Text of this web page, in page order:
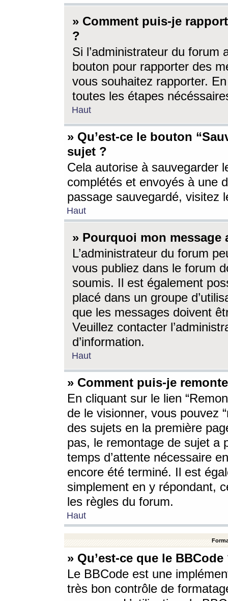
» Comment puis-je
?
Si l’administrateur du forum
bouton pour rapporter des
vous souhaitez rapporter.
toutes les étapes
Haut
» Qu’est-ce le bouton
sujet ?
Cela autorise à sauvegarder
complétés et envoyés à une
passage sauvegardé, visitez
Haut
» Pourquoi mon message
L’administrateur du forum
vous publiez dans le forum
soumis. Il est également
placé dans un groupe
que les messages doivent
Veuillez contacter
d’information.
Haut
» Comment puis-je
En cliquant sur le lien
de le visionner, vous pouvez
des sujets en la première
pas, le remontage de sujet a
temps d’attente nécessaire
encore été terminé. Il est
simplement en y répondant,
les règles du forum.
Haut
» Qu’est-ce que le BBCode
Le BBCode est une
très bon contrôle de